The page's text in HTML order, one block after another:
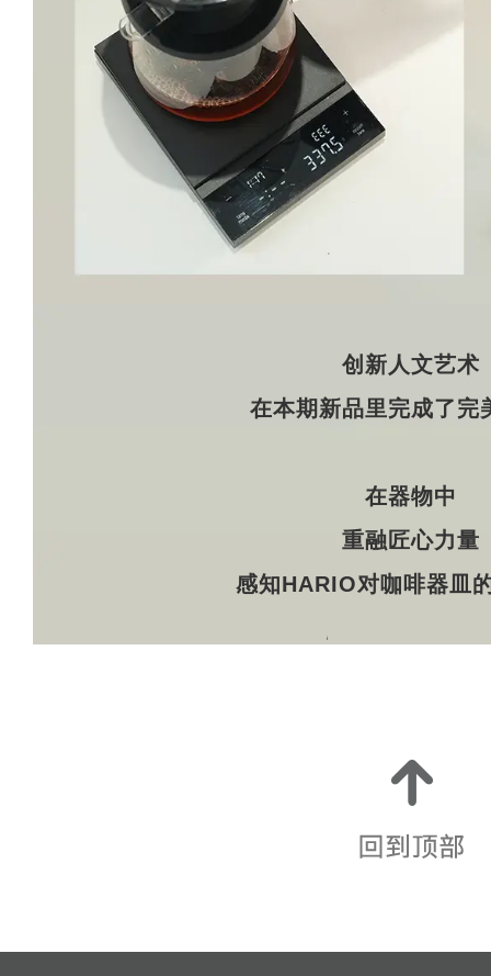
创新人文艺术
在本期新品里完成了完
在器物中
重融匠心力量
感知HARIO对咖啡器皿